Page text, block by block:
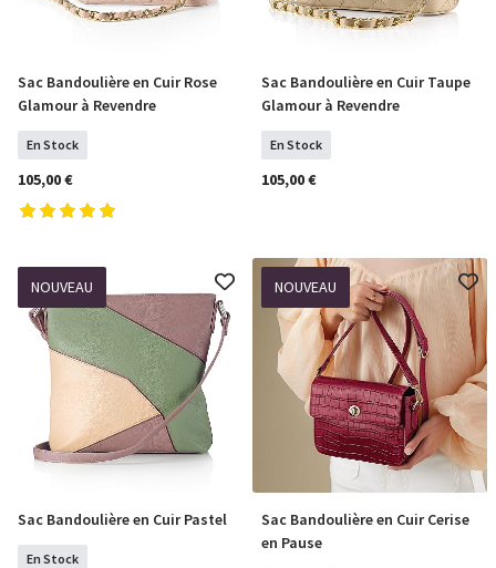
COMMANDER
Sac Bandoulière en Cuir Rose
Glamour à Revendre
En Stock
105,00 €
COMMANDER
Sac Bandoulière en Cuir Taupe
Glamour à Revendre
En Stock
105,00 €
NOUVEAU
COMMANDER
Sac Bandoulière en Cuir Pastel
En Stock
NOUVEAU
COMMANDER
Sac Bandoulière en Cuir Cerise
en Pause